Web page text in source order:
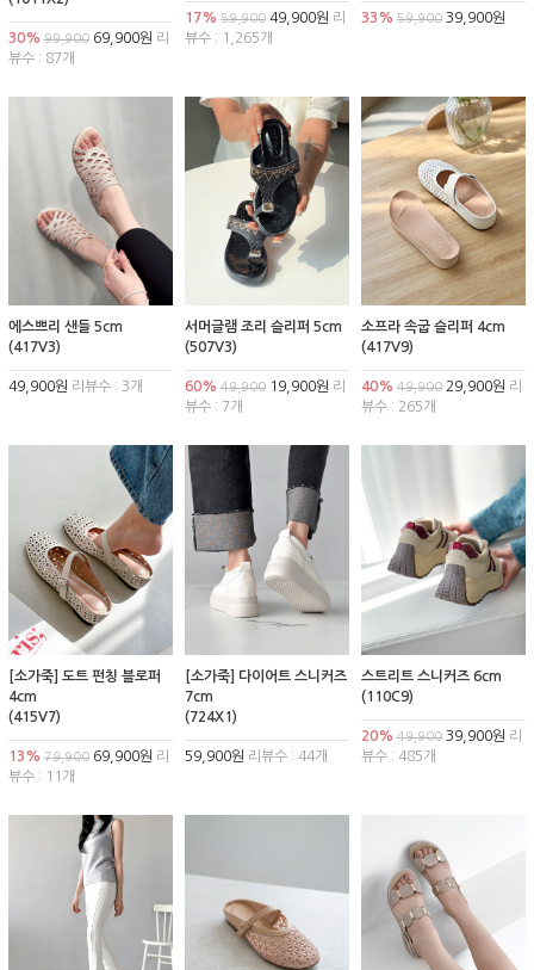
30% 99,900 69,900원 리
뷰수 : 87개
17% 59,90049,900원 리
뷰수 : 1,265개
33% 59,90039,900원
에스쁘리 샌들 5cm
(417V3)
49,900원 리뷰수 : 3개
서머글램 조리 슬리퍼 5cm
(507V3)
60% 49,90019,900원 리
뷰수 : 7개
소프라 속굽 슬리퍼 4cm
(417V9)
40% 49,90029,900원 리
뷰수 : 265개
[소가죽] 도트 펀칭 블로퍼
4cm
(415V7)
13% 79,900 69,900원 리
뷰수 : 11개
[소가죽] 다이어트 스니커즈
7cm
(724X1)
59,900원 리뷰수 : 44개
스트리트 스니커즈 6cm
(110C9)
20% 49,90039,900원 리
뷰수 : 485개